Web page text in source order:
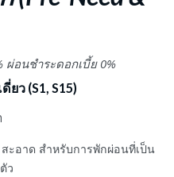
ผ่อนชำระดอกเบี้ย 0%
ยว (S1, S15)
ะอาด สำหรับการพักผ่อนที่เป็น
ว